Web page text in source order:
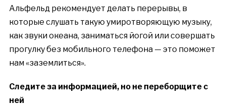
Альфельд рекомендует делать перерывы, в
которые слушать такую умиротворяющую музыку,
как звуки океана, заниматься йогой или совершать
прогулку без мобильного телефона — это поможет
нам«заземлиться».
Следите за информацией, но не переборщите с
ней